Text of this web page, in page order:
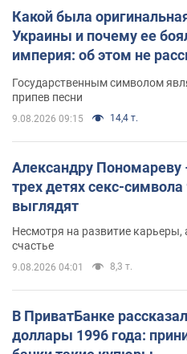
Какой была
Украины и почему ее
империя: об этом не
Государственным символом
припев песни
9.08.2026 09:15 14,4 т.
Александру Пономареву
трех детях секс-символа
выглядят
Несмотря на развитие
счастье
9.08.2026 04:01 8,3 т.
В ПриватБанке
доллары 1996 года: